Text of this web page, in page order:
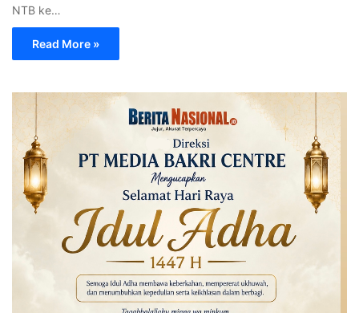
NTB ke…
Read More »